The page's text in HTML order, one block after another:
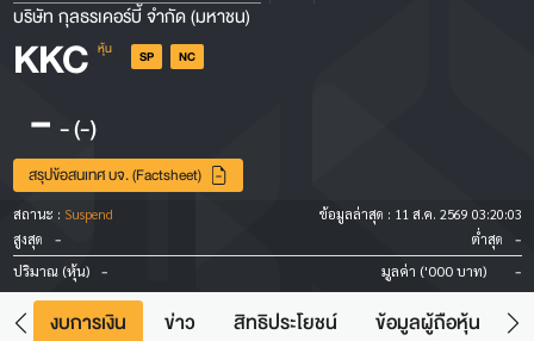
บริษัท กุลธรเคอร์บี้ จำกัด (มหาชน)
KKC หุ้น SP NC
- -(-)
สรุปข้อสนเทศ บจ. (Factsheet)
สถานะ : Suspend ข้อมูลล่าสุด : 11 ส.ค. 2569 03:20:03
สูงสุด
- ต่ำสุด -
ปริมาณ (หุ้น) - มูลค่า ('000 บาท) -
งบการเงิน ข่าว สิทธิประโยชน์ ข้อมูลผู้ถือหุ้น